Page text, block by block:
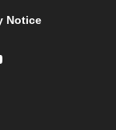
Notice